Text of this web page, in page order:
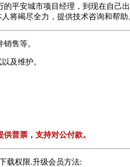
平安城市项目经理，到现在自
将竭尽全力，提供技术咨询和帮助
售等。
及维护。
普票，支持对公付款。
载权限.升级会员方法: